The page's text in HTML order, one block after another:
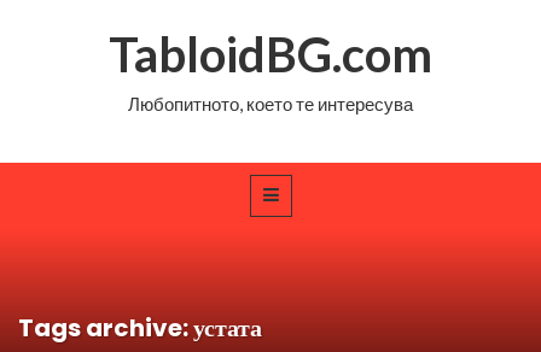
TabloidBG.com
Любопитното, което те интересува
Tags archive: устата